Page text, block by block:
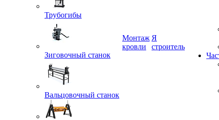
Трубогибы
Зиговочный станок
Вальцовочный станок
Монтаж
Я